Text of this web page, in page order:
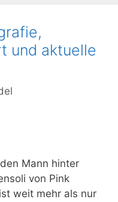
und aktuelle
Mann hinter
von Pink
weit mehr als nur